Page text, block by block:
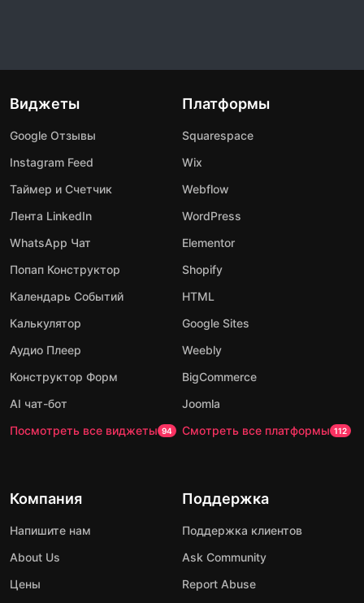
Виджеты
Google Отзывы
Instagram Feed
Таймер и Счетчик
Лента LinkedIn
WhatsApp Чат
Попап Конструктор
Календарь Событий
Калькулятор
Аудио Плеер
Конструктор Форм
AI чат-бот
Посмотреть все виджеты 94
Платформы
Squarespace
Wix
Webflow
WordPress
Elementor
Shopify
HTML
Google Sites
Weebly
BigCommerce
Joomla
Смотреть все платформы 112
Компания
Напишите нам
About Us
Цены
Поддержка
Поддержка клиентов
Ask Community
Report Abuse